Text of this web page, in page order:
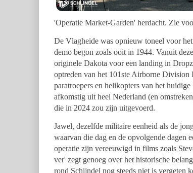
'Operatie Market-Garden' herdacht. Zie
De Vlagheide was opnieuw toneel voor
demo begon zoals ooit in 1944. Vanuit
originele Dakota voor een landing in
optreden van het 101ste Airborne Division
paratroepers en helikopters van het
afkomstig uit heel Nederland (en
die in 2024 zou zijn uitgevoerd.
Jawel, dezelfde militaire eenheid als de
waarvan die dag en de opvolgende dagen
operatie zijn vereeuwigd in films zoals
ver' zegt genoeg over het historische
rond Schijndel nog steeds niet is vergeten